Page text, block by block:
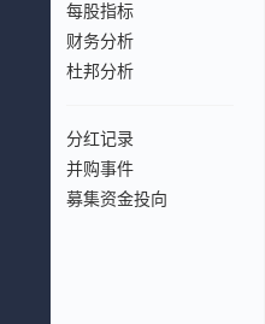
每股指标
财务分析
杜邦分析
分红记录
并购事件
募集资金投向